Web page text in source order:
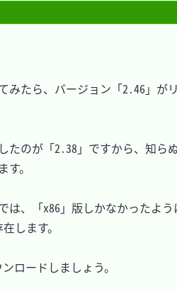
みたら、バージョン「2.46」が
たのが「2.38」ですから、知ら
。
は、「x86」版しかなかったよ
します。
ードしましょう。